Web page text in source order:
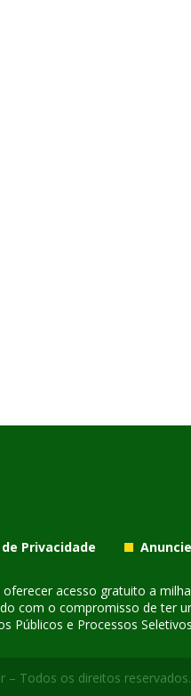
Privacidade Anuncie
acesso gratuito a
com o compromisso de
Públicos e Processos
– Todos os direitos reservados.